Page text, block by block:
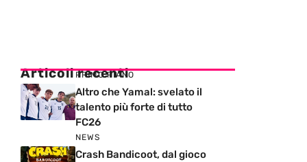
Articoli recenti
PRIMO PIANO
Altro che Yamal: svelato il
talento più forte di tutto
FC26
NEWS
Crash Bandicoot, dal gioco